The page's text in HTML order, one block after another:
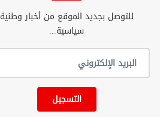
للتوصل بجديد الموقع من أخبار وطنية
سياسية...
التسجيل